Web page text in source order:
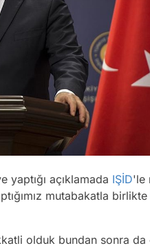
yaptığı açıklamada IŞİD'le
mutabakatla birlikte
olduk bundan sonra da